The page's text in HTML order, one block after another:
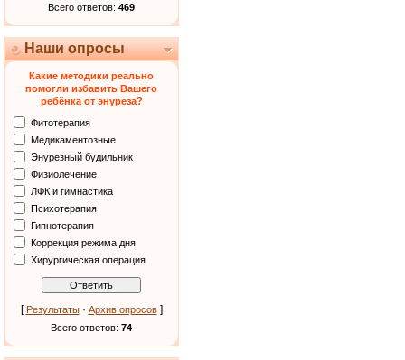
Всего ответов: 469
Наши опросы
Какие методики реально
помогли избавить Вашего
ребёнка от энуреза?
Фитотерапия
Медикаментозные
Энурезный будильник
Физиолечение
ЛФК и гимнастика
Психотерапия
Гипнотерапия
Коррекция режима дня
Хирургическая операция
[ Результаты· Архив опросов]
Всего ответов: 74